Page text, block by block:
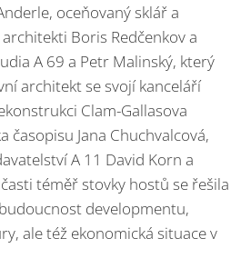
oceňovaný sklář a
Boris Redčenkov a
A 69 a Petr Malinský, který
architekt se svojí kanceláří
Clam-Gallasova
časopisu Jana Chuchvalcová,
A 11 David Korn a
téměř stovky hostů se řešila
developmentu,
ale též ekonomická situace v